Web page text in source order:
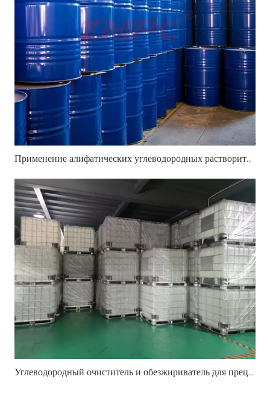
Применение алифатических углеводородных растворителей в очистке металлов, печатной краске, прокатном масле и промышленных составах
Углеводородный очиститель и обезжириватель для прецизионной промышленной очистки